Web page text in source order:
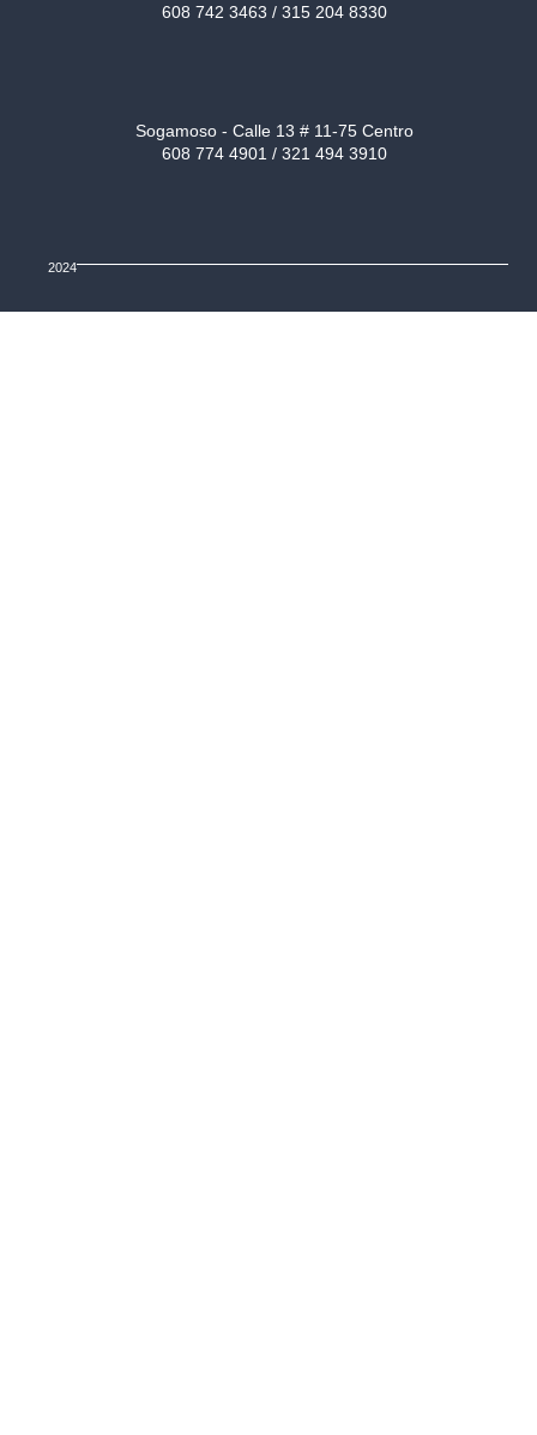
608 742 3463 / 315 204 8330
Sogamoso - Calle 13 # 11-75 Centro
608 774 4901 / 321 494 3910
2024